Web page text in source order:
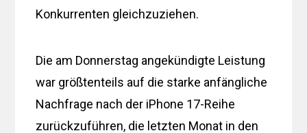
Konkurrenten gleichzuziehen.
Die am Donnerstag angekündigte Leistung
war größtenteils auf die starke anfängliche
Nachfrage nach der iPhone 17-Reihe
zurückzuführen, die letzten Monat in den